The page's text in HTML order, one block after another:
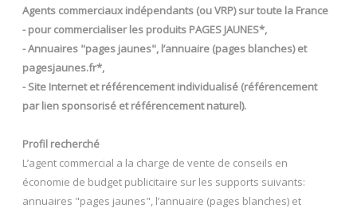
Agents commerciaux indépendants (ou VRP) sur toute la France
- pour commercialiser les produits PAGES JAUNES*,
- Annuaires "pages jaunes", l’annuaire (pages blanches) et
pagesjaunes.fr*,
- Site Internet et référencement individualisé (référencement
par lien sponsorisé et référencement naturel).
Profil recherché
L’agent commercial a la charge de vente de conseils en
économie de budget publicitaire sur les supports suivants:
annuaires "pages jaunes", l’annuaire (pages blanches) et